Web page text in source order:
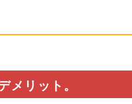
メリット。